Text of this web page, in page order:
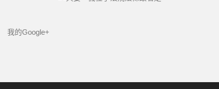
我的Google+